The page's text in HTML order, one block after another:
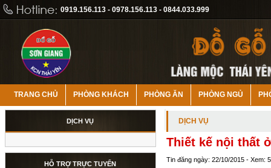
0919.156.113 - 0978.156.113 - 0844.033.999
TRANG CHỦ PHÒNG KHÁCH PHÒNG ĂN PHÒNG NGỦ
DỊCH VỤ
HỖ TRỢ TRỰC TUYẾN
DỊCH VỤ
Thiết kế nội thất
Tin đăng ngày: 22/10/2015 - Xem: